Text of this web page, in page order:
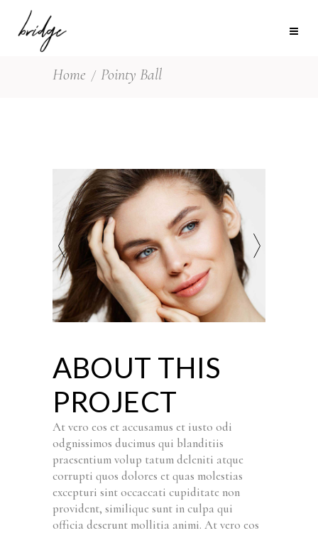
Home Pointy Ball
ABOUT THIS
PROJECT
At vero eos et accusamus et iusto odi
odgnissimos ducimus qui blanditiis
praesentium volup tatum deleniti atque
corrupti quos dolores et quas molestias
excepturi sint occaecati cupiditate non
provident, similique sunt in culpa qui
officia deserunt mollitia animi. At vero eos